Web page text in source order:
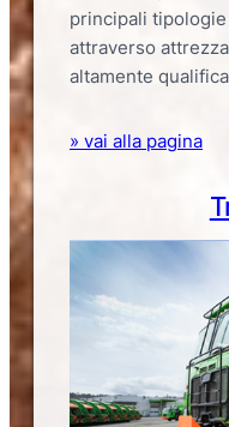
principali
attraverso
altamente
» vai alla pagina